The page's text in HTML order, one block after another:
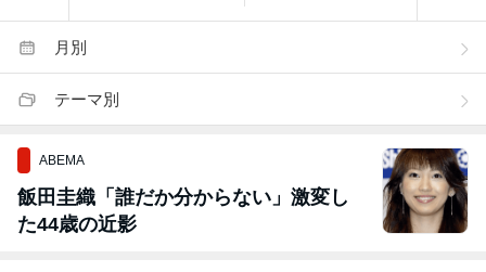
月別
テーマ別
ABEMA
飯田圭織「誰だか分からない」激変し
た44歳の近影